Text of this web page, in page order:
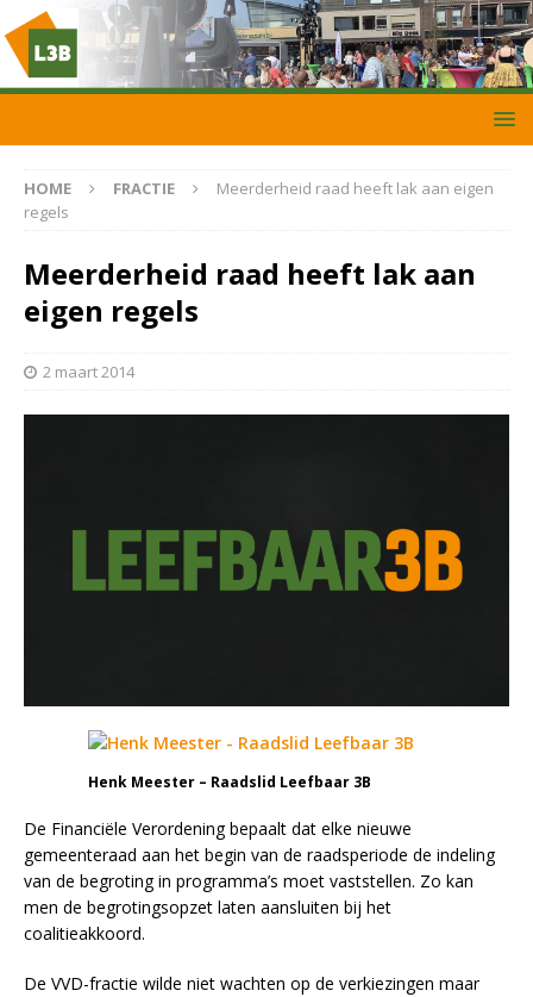
HOME FRACTIE
Meerderheid raad heeft lak aan eigen
regels
Meerderheid raad heeft lak aan
eigen regels
2 maart 2014
Henk Meester – Raadslid Leefbaar 3B
De Financiële Verordening bepaalt dat elke nieuwe
gemeenteraad aan het begin van de raadsperiode de indeling
van de begroting in programma’s moet vaststellen. Zo kan
men de begrotingsopzet laten aansluiten bij het
coalitieakkoord.
De VVD-fractie wilde niet wachten op de verkiezingen maar